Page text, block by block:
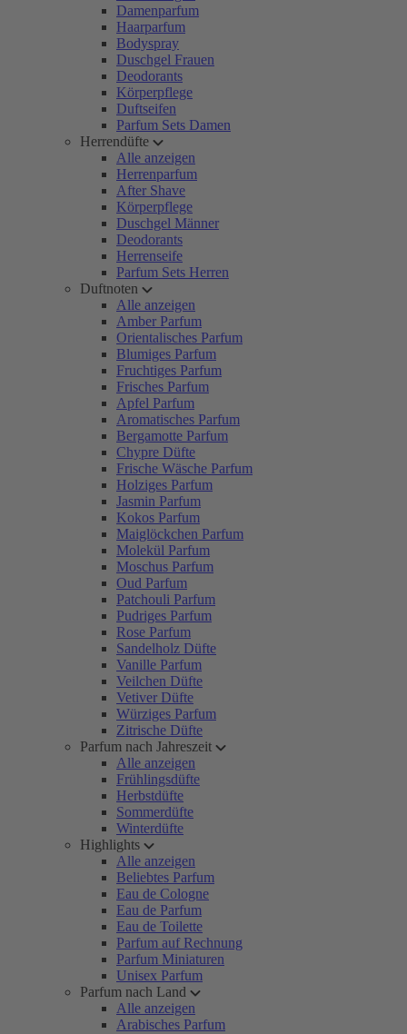
Damenparfum
Haarparfum
Bodyspray
Duschgel Frauen
Deodorants
Körperpflege
Duftseifen
Parfum Sets Damen
Herrendüfte
Alle anzeigen
Herrenparfum
After Shave
Körperpflege
Duschgel Männer
Deodorants
Herrenseife
Parfum Sets Herren
Duftnoten
Alle anzeigen
Amber Parfum
Orientalisches Parfum
Blumiges Parfum
Fruchtiges Parfum
Frisches Parfum
Apfel Parfum
Aromatisches Parfum
Bergamotte Parfum
Chypre Düfte
Frische Wäsche Parfum
Holziges Parfum
Jasmin Parfum
Kokos Parfum
Maiglöckchen Parfum
Molekül Parfum
Moschus Parfum
Oud Parfum
Patchouli Parfum
Pudriges Parfum
Rose Parfum
Sandelholz Düfte
Vanille Parfum
Veilchen Düfte
Vetiver Düfte
Würziges Parfum
Zitrische Düfte
Parfum nach Jahreszeit
Alle anzeigen
Frühlingsdüfte
Herbstdüfte
Sommerdüfte
Winterdüfte
Highlights
Alle anzeigen
Beliebtes Parfum
Eau de Cologne
Eau de Parfum
Eau de Toilette
Parfum auf Rechnung
Parfum Miniaturen
Unisex Parfum
Parfum nach Land
Alle anzeigen
Arabisches Parfum